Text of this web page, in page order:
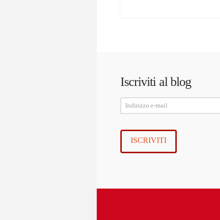
Iscriviti al blog
Indirizzo
e-
mail
ISCRIVITI